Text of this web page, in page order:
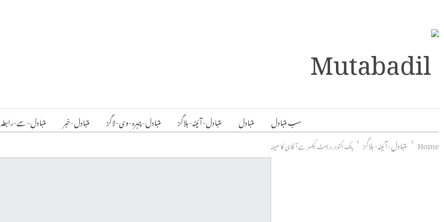
سب متبادل متبادل متبادل-آئینہ-بلاگز متبادل-چہرہ-وی-لاگز متبادل-خبر متبادل-سے-رابطہ
Home
متبادل-آئینہ-بلاگز پِنک اکتوبر بریسٹ کینسر سے آگاہی کا مہینہ